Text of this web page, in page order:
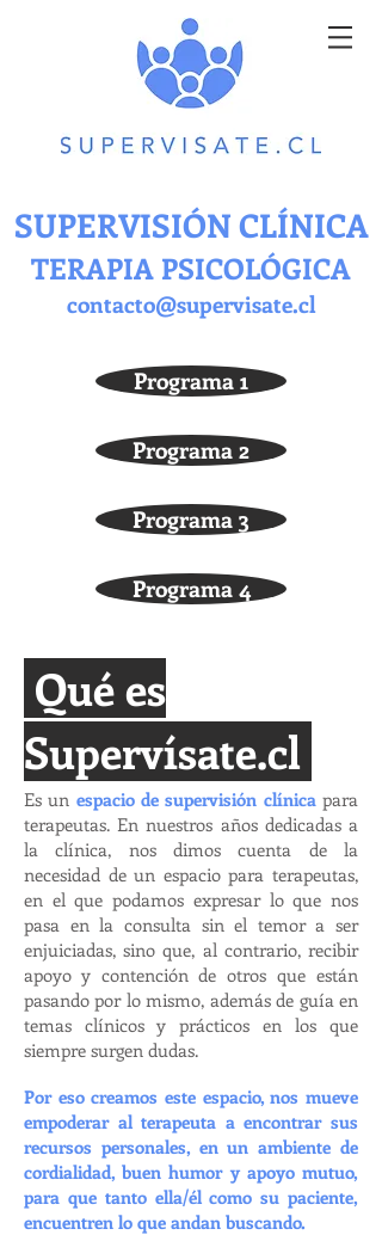
SUPERVISIÓN CLÍNICA
TERAPIA PSICOLÓGICA
contacto@supervisate.cl
Programa 1
Programa 2
Programa 3
Programa 4
Qué es
Supervísate.cl
Es un espacio de supervisión clínicapara
terapeutas. En nuestros años dedicadas a
la clínica, nos dimos cuenta de la
necesidad de un espacio para terapeutas,
en el que podamos expresar lo que nos
pasa en la consulta sin el temor a ser
enjuiciadas, sino que, al contrario, recibir
apoyo y contención de otros que están
pasando por lo mismo, además de guía en
temas clínicos y prácticos en los que
siempre surgen dudas.
Por eso creamos este espacio, nos mueve
empoderar al terapeuta a encontrar sus
recursos personales, en un ambiente de
cordialidad, buen humor y apoyo mutuo,
para que tanto ella/él como su paciente,
encuentren lo que andan buscando.